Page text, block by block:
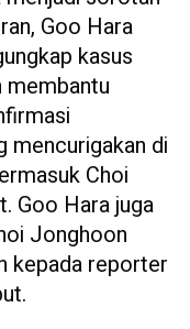
Goo Hara
kasus
membantu
mencurigakan di
Choi
Goo Hara juga
Jonghoon
kepada reporter